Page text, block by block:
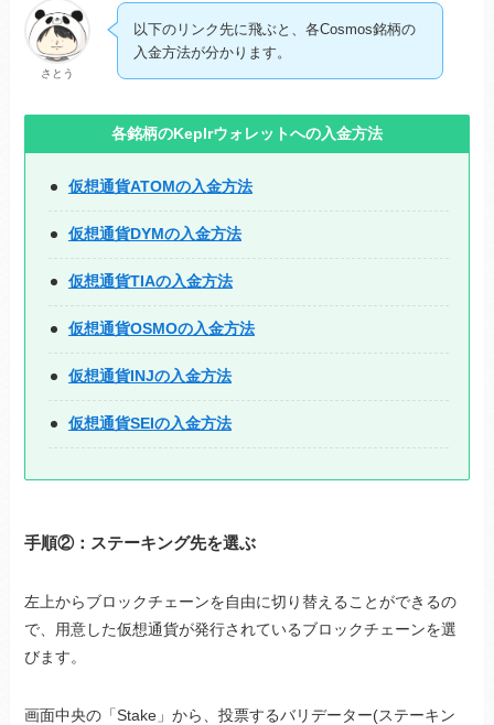
さとう
以下のリンク先に飛ぶと、各Cosmos銘柄の
入金方法が分かります。
各銘柄のKeplrウォレットへの入金方法
仮想通貨ATOMの入金方法
仮想通貨DYMの入金方法
仮想通貨TIAの入金方法
仮想通貨OSMOの入金方法
仮想通貨INJの入金方法
仮想通貨SEIの入金方法
手順②： ステーキング先を選ぶ
左上からブロックチェーンを自由に切り替えることができるの
で、用意した仮想通貨が発行されているブロックチェーンを選
びます。
画面中央の「Stake」から、投票するバリデーター(ステーキン